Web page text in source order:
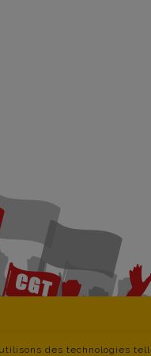
des technologies